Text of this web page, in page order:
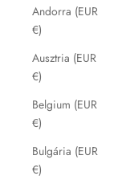
Andorra (EUR
€)
Ausztria (EUR
€)
Belgium (EUR
€)
Bulgária (EUR
€)